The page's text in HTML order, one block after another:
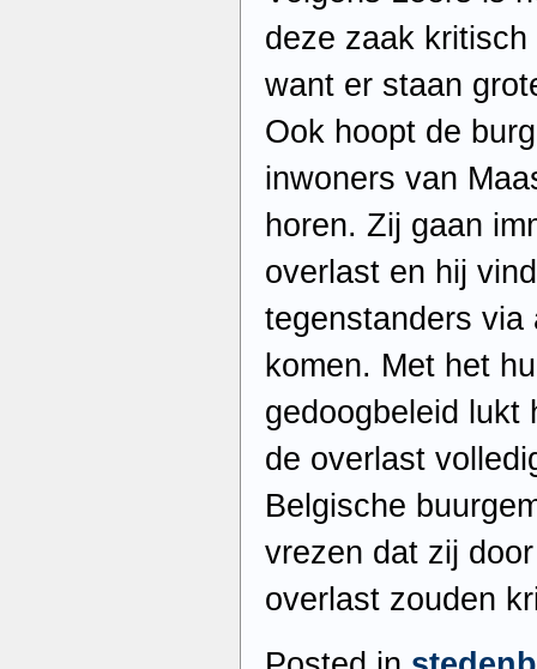
deze zaak
want er staan
Ook hoopt de
inwoners van
horen. Zij gaan
overlast en hij
tegenstanders via
komen. Met het
gedoogbeleid lukt
de overlast
Belgische
vrezen dat zij
overlast zouden